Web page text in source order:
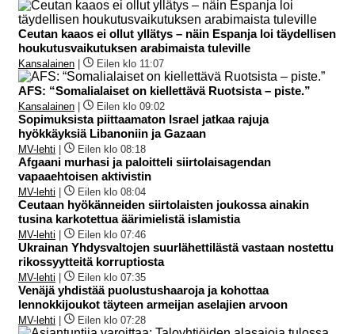
Ceutan kaaos ei ollut yllätys – näin Espanja loi täydellisen
houkutusvaikutuksen arabimaista tuleville
Kansalainen Eilen klo 11:07
AFS: “Somalialaiset on kiellettävä Ruotsista – piste.”
Kansalainen Eilen klo 09:02
Sopimuksista piittaamaton Israel jatkaa rajuja
hyökkäyksiä Libanoniin ja Gazaan
MV-lehti Eilen klo 08:18
Afgaani murhasi ja paloitteli siirtolaisagendan
vapaaehtoisen aktivistin
MV-lehti Eilen klo 08:04
Ceutaan hyökänneiden siirtolaisten joukossa ainakin
tusina karkotettua äärimielistä islamistia
MV-lehti Eilen klo 07:46
Ukrainan Yhdysvaltojen suurlähettilästä vastaan nostettu
rikossyytteitä korruptiosta
MV-lehti Eilen klo 07:35
Venäjä yhdistää puolustushaaroja ja kohottaa
lennokkijoukot täyteen armeijan aselajien arvoon
MV-lehti Eilen klo 07:28